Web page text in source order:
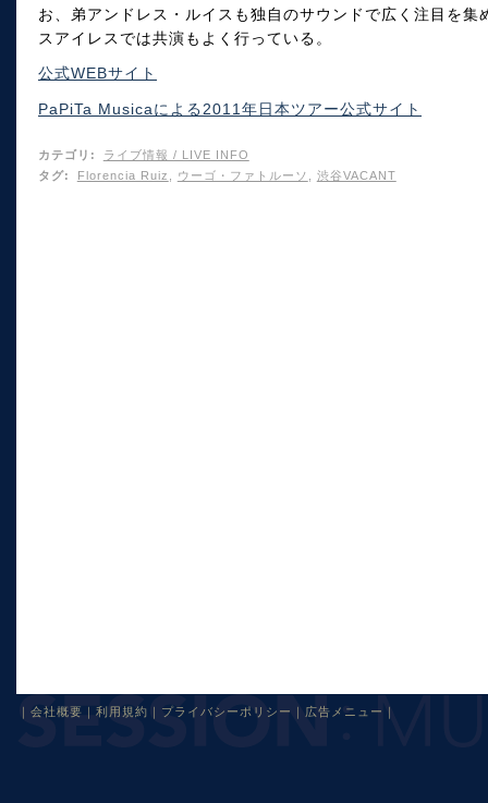
お、弟アンドレス・ルイスも独自のサウンドで広く注目を
スアイレスでは共演もよく行っている。
公式WEBサイト
PaPiTa Musicaによる2011年日本ツアー公式サイト
カテゴリ :
ライブ情報 / LIVE INFO
タグ: Florencia Ruiz ウーゴ・ファトルーソ 渋谷VACANT
会社概要 利用規約 プライバシーポリシー 広告メニュー